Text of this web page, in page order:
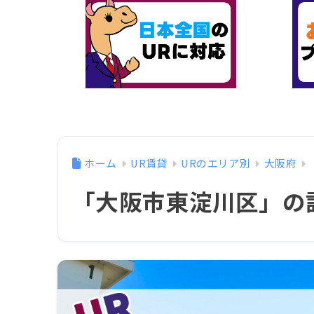
ホーム UR賃貸 URのエリア別 大阪府
「大阪市東淀川区」